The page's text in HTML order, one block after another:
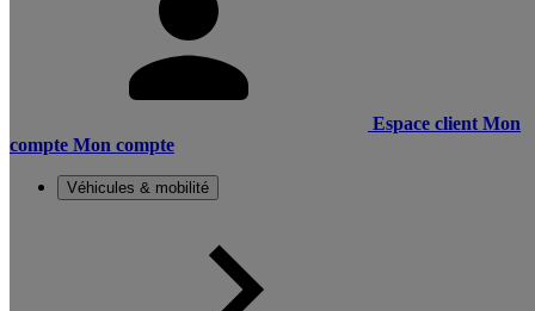
Espace client Mon
compte Mon compte
Véhicules & mobilité